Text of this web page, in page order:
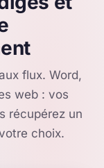
flux. Word,
web : vos
récupérez un
choix.